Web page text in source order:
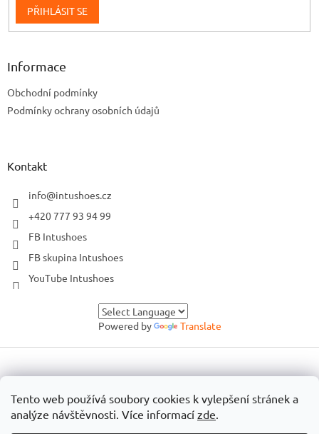
Tento web používá soubory cookies k vylepšení stránek a
analýze návštěvnosti. Více informací zde.
PŘIHLÁSIT SE
Informace
Obchodní podmínky
Podmínky ochrany osobních údajů
Kontakt
info@intushoes.cz
+420 777 93 94 99
FB Intushoes
FB skupina Intushoes
YouTube Intushoes
Powered by Translate